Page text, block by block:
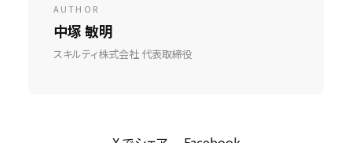
AUTHOR
中塚 敏明
スキルティ株式会社 代表取締役